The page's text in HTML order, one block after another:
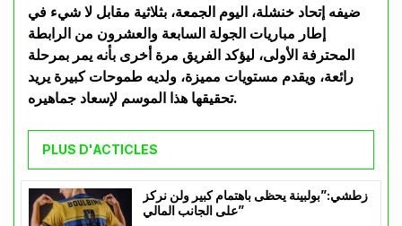
ضيفه إتحاد خنشلة، اليوم الجمعة، بثلاثية مقابل لا شيء في
إطار مباريات الجولة السابعة والعشرون من الرابطة
المحترفة الأولى، ليؤكد الفريق مرة أخرى بأنه يمر بمرحلة
رائعة، ويقدم مستويات مميزة، ولديه طموحات كبيرة يريد
تحقيقها هذا الموسم لإسعاد جماهيره.
PLUS D'ACTICLES
زطشي:”بولبينة يحظى باهتمام كبير ولن نركز
على الجانب المالي”